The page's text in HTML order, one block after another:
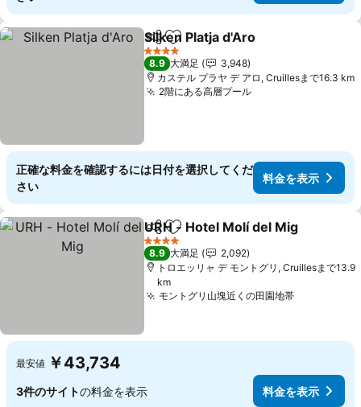
シェアお気に入りに追加
Silken Platja d'Aro
4 ホテルのランク
8.9 大満足
3,948
カステル プラヤ デ アロ, Cruillesまで16.3 km
2階にある高層プール料金を表示
正確な料金を確認するには日付を選択してくだ
さい
料金を表示
シェアお気に入りに追加
URH - Hotel Molí del Mig
4 ホテルのランク
8.9 大満足
2,092
トロエッリャ デ モントグリ, Cruillesまで13.9
km
モントグリ山塊近くの田園地帯料金を表示
最安値 ￥43,734
3件のサイトの料金を表示 料金を表示